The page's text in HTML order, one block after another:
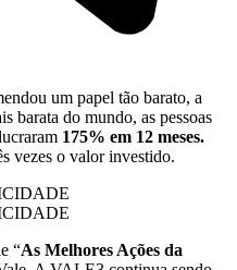
um papel tão barato, a
barata do mundo, as pessoas
175% em 12 meses.
vezes o valor investido.
“As Melhores Ações da